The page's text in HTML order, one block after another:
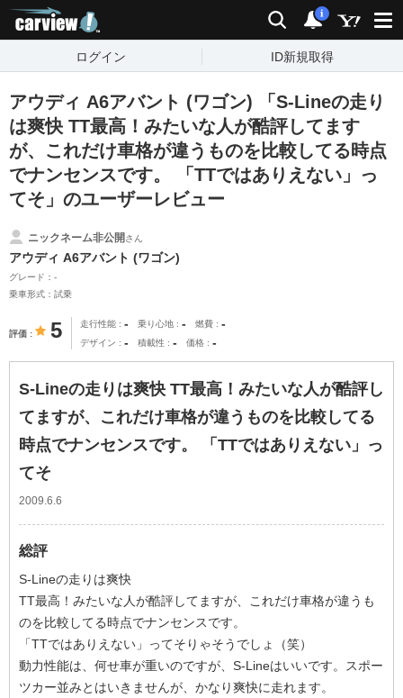
検索 通知
i
ログイン ID新規取得
アウディ A6アバント (ワゴン) 「S-Lineの走り
は爽快 TT最高！みたいな人が酷評してます
が、これだけ車格が違うものを比較してる時点
でナンセンスです。 「TTではありえない」っ
てそ」のユーザーレビュー
ニックネーム非公開さん
アウディ A6アバント (ワゴン)
グレード：-
乗車形式：試乗
評価 5 走行性能 - 乗り心地 - 燃費 -
デザイン - 積載性 - 価格 -
S-Lineの走りは爽快 TT最高！みたいな人が酷評し
てますが、これだけ車格が違うものを比較してる
時点でナンセンスです。 「TTではありえない」っ
てそ
2009.6.6
総評
S-Lineの走りは爽快
TT最高！みたいな人が酷評してますが、これだけ車格が違うも
のを比較してる時点でナンセンスです。
「TTではありえない」ってそりゃそうでしょ（笑）
動力性能は、何せ車が重いのですが、S-Lineはいいです。スポー
ツカー並みとはいきませんが、かなり爽快に走れます。